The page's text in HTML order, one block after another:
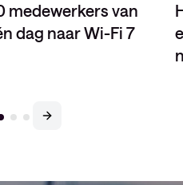
medewerkers van
dag naar Wi-Fi 7